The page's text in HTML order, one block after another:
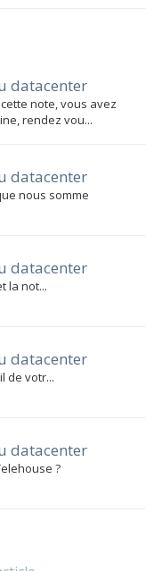
datacenter
note, vous avez
rendez vou...
datacenter
nous somme
datacenter
la not...
datacenter
de votr...
datacenter
?